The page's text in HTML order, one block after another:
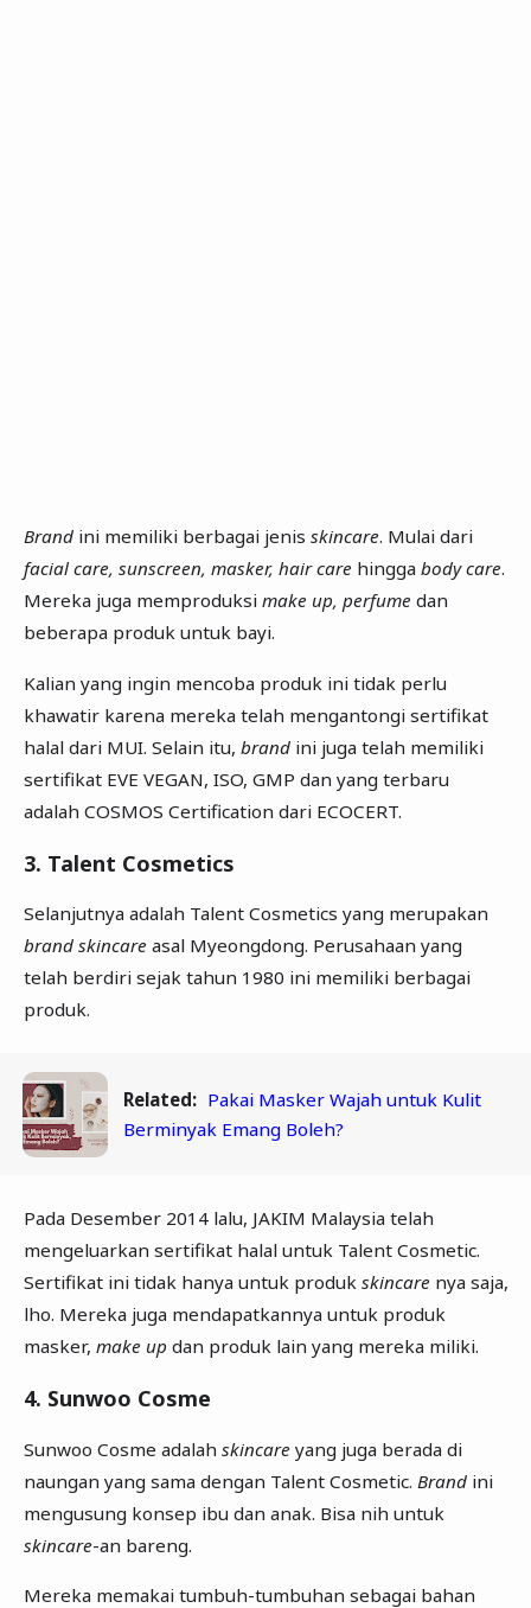
Brandini memiliki berbagai jenis skincare. Mulai dari
facial care, sunscreen, masker, hair care hingga body care.
Mereka juga memproduksi make up, perfume dan
beberapa produk untuk bayi.
Kalian yang ingin mencoba produk ini tidak perlu
khawatir karena mereka telah mengantongi sertifikat
halal dari MUI. Selain itu, brandini juga telah memiliki
sertifikat EVE VEGAN, ISO, GMP dan yang terbaru
adalah COSMOS Certification dari ECOCERT.
3. Talent Cosmetics
Selanjutnya adalah Talent Cosmetics yang merupakan
brand skincare asal Myeongdong. Perusahaan yang
telah berdiri sejak tahun 1980 ini memiliki berbagai
produk.
Related: Pakai Masker Wajah untuk Kulit
Berminyak Emang Boleh?
Pada Desember 2014 lalu, JAKIM Malaysia telah
mengeluarkan sertifikat halal untuk Talent Cosmetic.
Sertifikat ini tidak hanya untuk produk skincare nya saja,
lho. Mereka juga mendapatkannya untuk produk
masker, make up dan produk lain yang mereka miliki.
4. Sunwoo Cosme
Sunwoo Cosme adalah skincare yang juga berada di
naungan yang sama dengan Talent Cosmetic. Brandini
mengusung konsep ibu dan anak. Bisa nih untuk
skincare-an bareng.
Mereka memakai tumbuh-tumbuhan sebagai bahan